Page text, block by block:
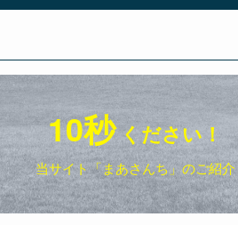
10秒ください！
当サイト「まあさんち」のご紹介